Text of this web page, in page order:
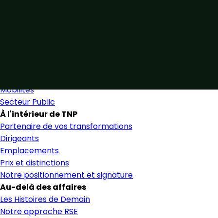
Mobilités
Secteur Public
À l'intérieur de TNP
Partenaire de vos transformations
Dirigeants
Emplacements
Prix et distinctions
Notre positionnement et signature
Au-delà des affaires
Les Histoires de Demain
Notre approche RSE